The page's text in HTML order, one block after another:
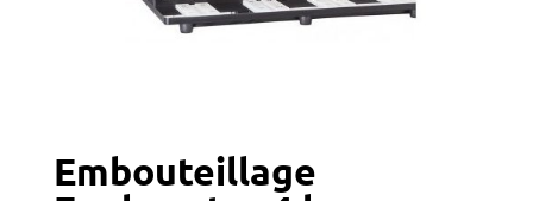
Embouteillage